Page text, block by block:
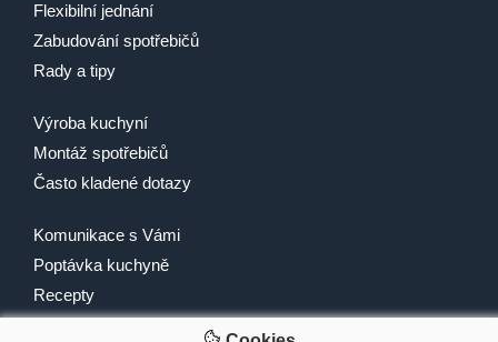
Flexibilní jednání
Zabudování spotřebičů
Rady a tipy
Výroba kuchyní
Montáž spotřebičů
Často kladené dotazy
Komunikace s Vámi
Poptávka kuchyně
Recepty